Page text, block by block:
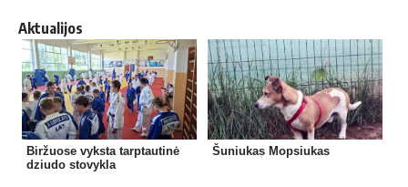
Aktualijos
Biržuose vyksta tarptautinė
dziudo stovykla
Šuniukas Mopsiukas